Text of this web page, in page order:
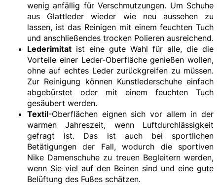
wenig anfällig für Verschmutzungen. Um Schuhe
aus Glattleder wieder wie neu aussehen zu
lassen, ist das Reinigen mit einem feuchten Tuch
und anschließendes trocken Polieren ausreichend.
Lederimitat ist eine gute Wahl für alle, die die
Vorteile einer Leder-Oberfläche genießen wollen,
ohne auf echtes Leder zurückgreifen zu müssen.
Zur Reinigung können Kunstlederschuhe einfach
abgebürstet oder mit einem feuchten Tuch
gesäubert werden.
Textil-Oberflächen eignen sich vor allem in der
warmen Jahreszeit, wenn Luftdurchlässigkeit
gefragt ist. Das ist auch bei sportlichen
Betätigungen der Fall, wodurch die sportiven
Nike Damenschuhe zu treuen Begleitern werden,
wenn Sie viel auf den Beinen sind und eine gute
Belüftung des Fußes schätzen.